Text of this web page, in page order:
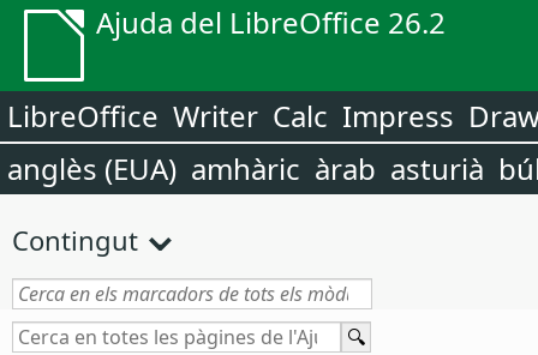
Ajuda del LibreOffice 26.2
LibreOffice Writer Calc Impress
anglès (EUA) amhàric àrab asturià
Contingut